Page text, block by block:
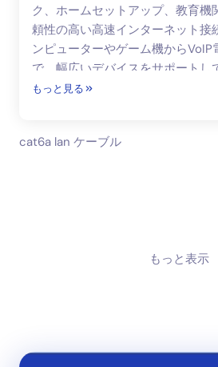
ク、ホームセットアップ、教育機
頼性の高い高速インターネット接
ンピューターやゲーム機からVoIP
で、幅広いデバイスをサポートし
ネットワーキングニーズに対応で
もっと見る
cat6a lan ケーブル
もっと表示